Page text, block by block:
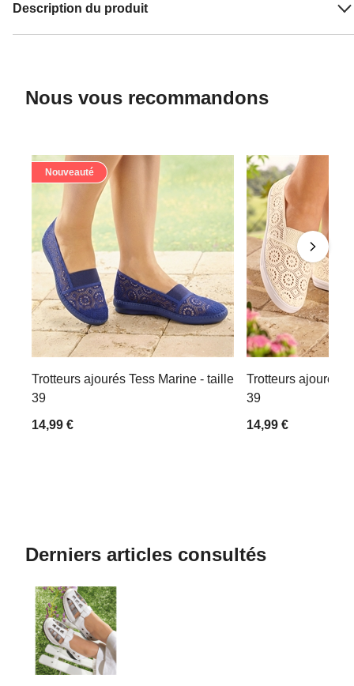
Description du produit
Nous vous recommandons
Nouveauté
Trotteurs ajourés Tess Marine - taille
39
14,99 €
Trotteurs ajourés
39
14,99 €
Derniers articles consultés